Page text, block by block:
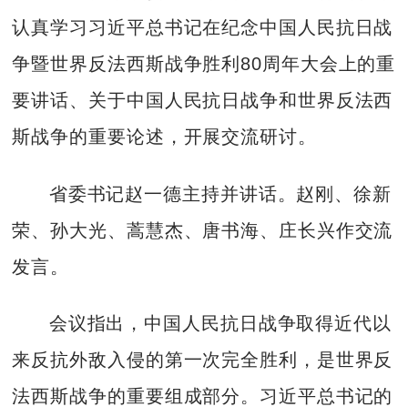
认真学习习近平总书记在纪念中国人民抗日战
争暨世界反法西斯战争胜利80周年大会上的重
要讲话、关于中国人民抗日战争和世界反法西
斯战争的重要论述，开展交流研讨。
省委书记赵一德主持并讲话。赵刚、徐新
荣、孙大光、蒿慧杰、唐书海、庄长兴作交流
发言。
会议指出，中国人民抗日战争取得近代以
来反抗外敌入侵的第一次完全胜利，是世界反
法西斯战争的重要组成部分。习近平总书记的